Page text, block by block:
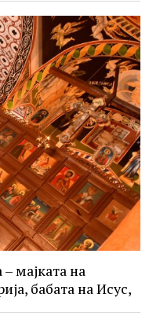
мајката на
бабата на Исус,